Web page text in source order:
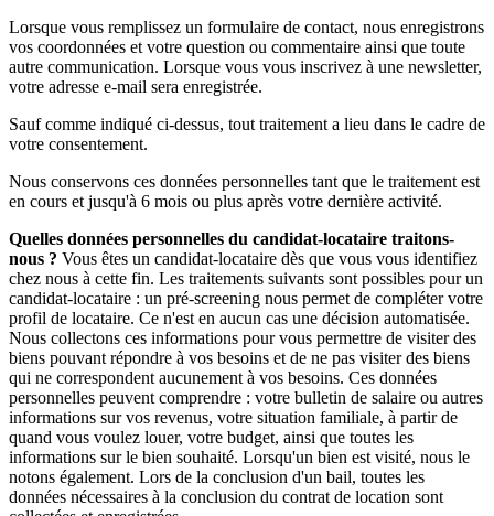
Lorsque vous remplissez un formulaire de contact, nous enregistrons
vos coordonnées et votre question ou commentaire ainsi que toute
autre communication. Lorsque vous vous inscrivez à une newsletter,
votre adresse e-mail sera enregistrée.
Sauf comme indiqué ci-dessus, tout traitement a lieu dans le cadre de
votre consentement.
Nous conservons ces données personnelles tant que le traitement est
en cours et jusqu'à 6 mois ou plus après votre dernière activité.
Quelles données personnelles du candidat-locataire traitons-
nous ? Vous êtes un candidat-locataire dès que vous vous identifiez
chez nous à cette fin. Les traitements suivants sont possibles pour un
candidat-locataire : un pré-screening nous permet de compléter votre
profil de locataire. Ce n'est en aucun cas une décision automatisée.
Nous collectons ces informations pour vous permettre de visiter des
biens pouvant répondre à vos besoins et de ne pas visiter des biens
qui ne correspondent aucunement à vos besoins. Ces données
personnelles peuvent comprendre : votre bulletin de salaire ou autres
informations sur vos revenus, votre situation familiale, à partir de
quand vous voulez louer, votre budget, ainsi que toutes les
informations sur le bien souhaité. Lorsqu'un bien est visité, nous le
notons également. Lors de la conclusion d'un bail, toutes les
données nécessaires à la conclusion du contrat de location sont